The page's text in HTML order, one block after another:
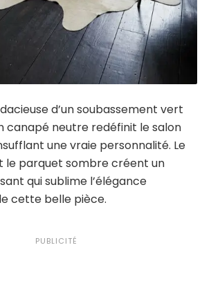
d’un soubassement vert
canapé neutre redéfinit le salon
une vraie personnalité. Le
le parquet sombre créent un
qui sublime l’élégance
cette belle pièce.
PUBLICITÉ